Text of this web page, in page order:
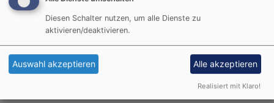
forum Christen-Muslime
Umkehr
Amberg
Mehic
Diesen Schalter nutzen, um alle Dienste zu
aktivieren/deaktivieren.
Auswahl akzeptieren Alle akzeptieren
Realisiert mit Klaro!